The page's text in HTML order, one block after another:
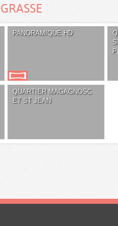
PANORAMIQUE HD
QUARTIER MAGAGNOSC
ET ST JEAN